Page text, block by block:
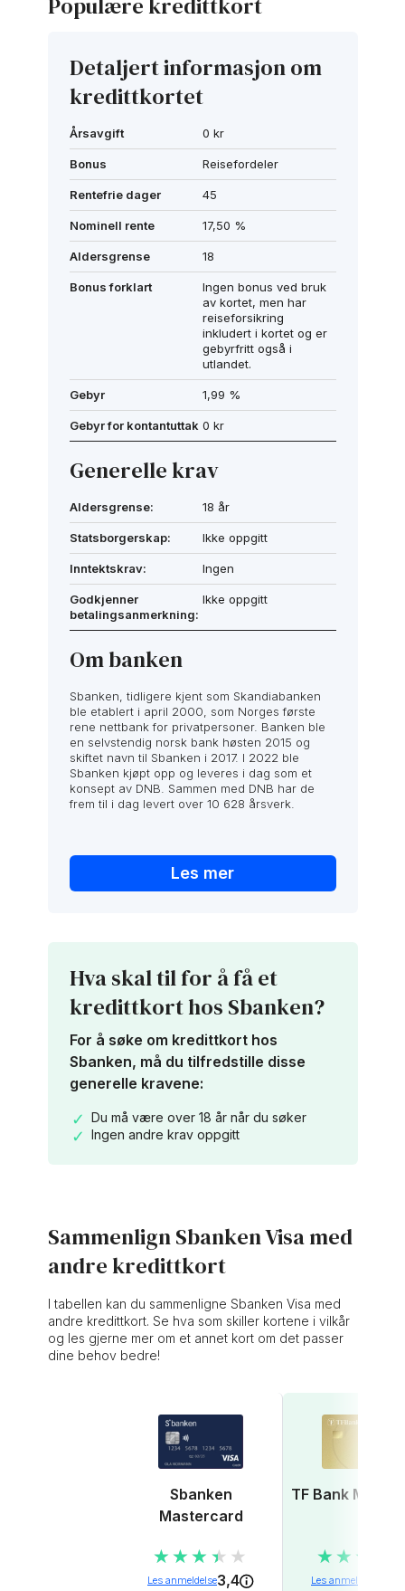
Detaljert informasjon om
kredittkortet
Årsavgift 0 kr
Bonus Reisefordeler
Rentefrie dager 45
Nominell rente 17,50 %
Aldersgrense 18
Bonus forklart
Ingen bonus ved bruk
av kortet, men har
reiseforsikring
inkludert i kortet og er
gebyrfritt også i
utlandet.
Gebyr 1,99 %
Gebyr for kontantuttak 0 kr
Generelle krav
Aldersgrense: 18 år
Statsborgerskap: Ikke oppgitt
Inntektskrav: Ingen
Godkjenner
betalingsanmerkning:
Ikke oppgitt
Om banken
Sbanken, tidligere kjent som Skandiabanken
ble etablert i april 2000, som Norges første
rene nettbank for privatpersoner. Banken ble
en selvstendig norsk bank høsten 2015 og
skiftet navn til Sbanken i 2017. I 2022 ble
Sbanken kjøpt opp og leveres i dag som et
konsept av DNB. Sammen med DNB har de
frem til i dag levert over 10 628 årsverk.
Les mer
Hva skal til for å få et
kredittkort hos Sbanken?
For å søke om kredittkort hos
Sbanken, må du tilfredstille disse
generelle kravene:
Du må være over 18 år når du søker
Ingen andre krav oppgitt
Sammenlign Sbanken Visa med
andre kredittkort
I tabellen kan du sammenligne Sbanken Visa med
andre kredittkort. Se hva som skiller kortene i vilkår
og les gjerne mer om et annet kort om det passer
dine behov bedre!
Sbanken
Mastercard
TF Bank
★★★★★
★★★★★
Les anmeldelse3,4 Les anmeldelse